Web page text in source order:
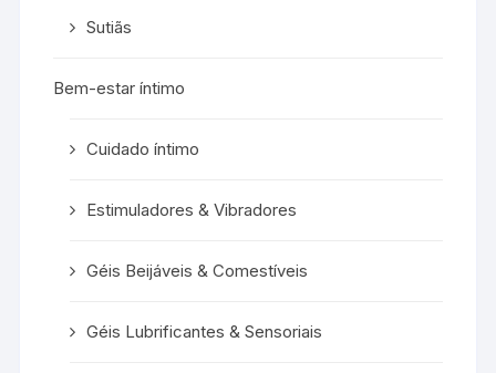
Sutiãs
Bem-estar íntimo
Cuidado íntimo
Estimuladores & Vibradores
Géis Beijáveis & Comestíveis
Géis Lubrificantes & Sensoriais